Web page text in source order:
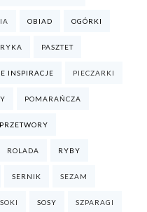
OBIAD OGÓRKI
PASZTET
INSPIRACJE PIECZARKI
POMARAŃCZA
PRZETWORY
ROLADA RYBY
SERNIK SEZAM
SOKI SOSY SZPARAGI